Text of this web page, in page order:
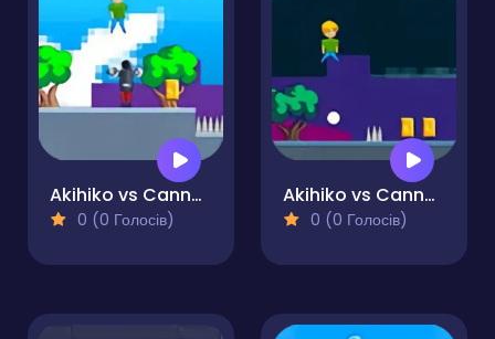
Akihiko vs Cannons
0 (0 Голосів)
Akihiko vs Cannons 2
0 (0 Голосів)